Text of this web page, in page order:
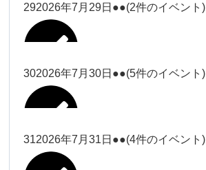
大西
小林
Close Close
冨田（17
時）
Close Close
2026年7月28日
292026年7月29日 ●●(2件のイベント)
冨田
冨田
302026年7月30日 ●●(5件のイベント)
冨田
312026年7月31日 ●●(4件のイベント)